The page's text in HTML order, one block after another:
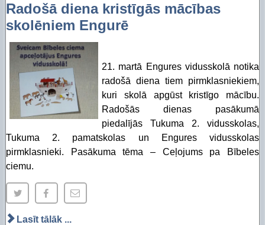
Radošā diena kristīgās mācības
skolēniem Engurē
21. martā Engures vidusskolā notika
radošā diena tiem pirmklasniekiem,
kuri skolā apgūst kristīgo mācību.
Radošās dienas pasākumā
piedalījās Tukuma 2. vidusskolas,
Tukuma 2. pamatskolas un Engures vidusskolas
pirmklasnieki. Pasākuma tēma – Ceļojums pa Bībeles
ciemu.
Lasīt tālāk ...